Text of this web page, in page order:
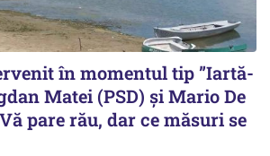
în momentul tip ”Iartă-
Matei (PSD) și Mario De
pare rău, dar ce măsuri se